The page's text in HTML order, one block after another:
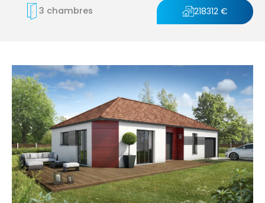
3 chambres
218312 €